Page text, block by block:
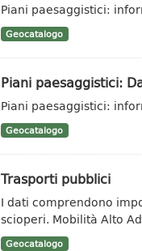
Piani paesaggistici:
Geocatalogo
Piani paesaggistici:
Piani paesaggistici:
Geocatalogo
Trasporti pubblici
I dati comprendono
scioperi. Mobilità Alto
Geocatalogo